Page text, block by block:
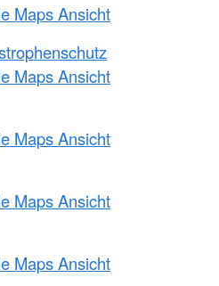
Maps Ansicht
Maps Ansicht
Maps Ansicht
Maps Ansicht
Maps Ansicht